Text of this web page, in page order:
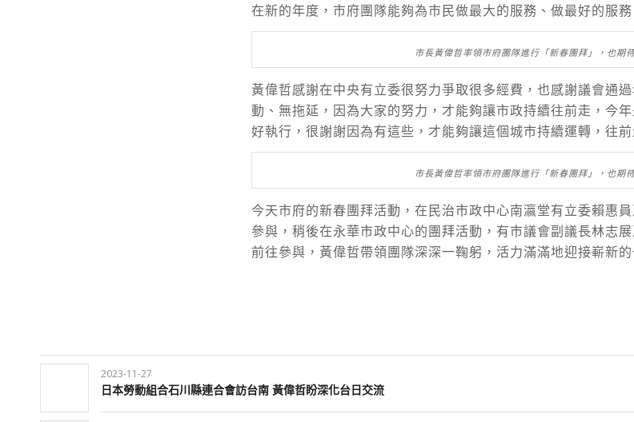
在新的年度，市府團隊能夠為市民做最大的服務、做最好的服
市長黃偉哲率領市府團隊進行「新春團拜」，也期
黃偉哲感謝在中央有立委很努力爭取很多經費，也感謝議會通
動、無拖延，因為大家的努力，才能夠讓市政持續往前走，今
好執行，很謝謝因為有這些，才能夠讓這個城市持續運轉，往
市長黃偉哲率領市府團隊進行「新春團拜」，也期
今天市府的新春團拜活動，在民治市政中心南瀛堂有立委賴惠
參與，稍後在永華市政中心的團拜活動，有市議會副議長林志
前往參與，黃偉哲帶領團隊深深一鞠躬，活力滿滿地迎接嶄新的
2023-11-27
日本勞動組合石川縣連合會訪台南 黃偉哲盼深化台日交流